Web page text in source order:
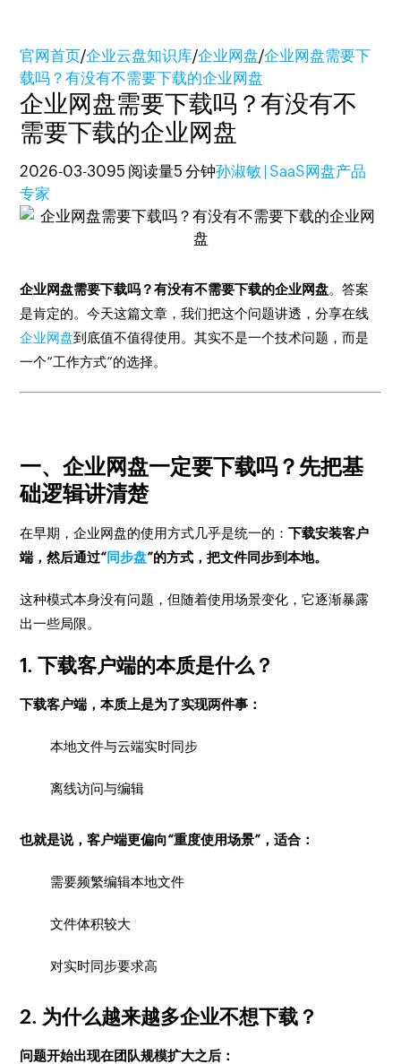
官网首页/企业云盘知识库/企业网盘/企业网盘需要下
载吗？有没有不需要下载的企业网盘
企业网盘需要下载吗？有没有不
需要下载的企业网盘
2026-03-3095 阅读量5 分钟孙淑敏 | SaaS网盘产品
专家
企业网盘需要下载吗？有没有不需要下载的企业网盘。答案
是肯定的。今天这篇文章，我们把这个问题讲透，分享在线
企业网盘到底值不值得使用。其实不是一个技术问题，而是
一个“工作方式”的选择。
一、企业网盘一定要下载吗？先把基
础逻辑讲清楚
在早期，企业网盘的使用方式几乎是统一的：下载安装客户
端，然后通过“同步盘”的方式，把文件同步到本地。
这种模式本身没有问题，但随着使用场景变化，它逐渐暴露
出一些局限。
1. 下载客户端的本质是什么？
下载客户端，本质上是为了实现两件事：
本地文件与云端实时同步
离线访问与编辑
也就是说，客户端更偏向“重度使用场景”，适合：
需要频繁编辑本地文件
文件体积较大
对实时同步要求高
2. 为什么越来越多企业不想下载？
问题开始出现在团队规模扩大之后：